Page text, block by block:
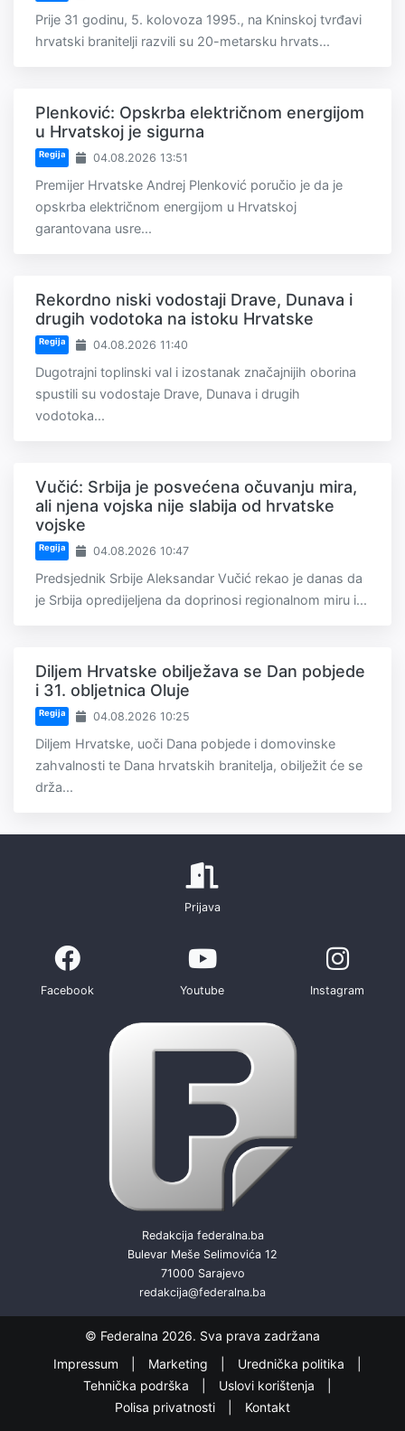
Prije 31 godinu, 5. kolovoza 1995., na Kninskoj tvrđavi
hrvatski branitelji razvili su 20-metarsku hrvats...
Plenković: Opskrba električnom energijom
u Hrvatskoj je sigurna
Regija 04.08.2026 13:51
Premijer Hrvatske Andrej Plenković poručio je da je
opskrba električnom energijom u Hrvatskoj
garantovana usre...
Rekordno niski vodostaji Drave, Dunava i
drugih vodotoka na istoku Hrvatske
Regija 04.08.2026 11:40
Dugotrajni toplinski val i izostanak značajnijih oborina
spustili su vodostaje Drave, Dunava i drugih
vodotoka...
Vučić: Srbija je posvećena očuvanju mira,
ali njena vojska nije slabija od hrvatske
vojske
Regija 04.08.2026 10:47
Predsjednik Srbije Aleksandar Vučić rekao je danas da
je Srbija opredijeljena da doprinosi regionalnom miru i...
Diljem Hrvatske obilježava se Dan pobjede
i 31. obljetnica Oluje
Regija 04.08.2026 10:25
Diljem Hrvatske, uoči Dana pobjede i domovinske
zahvalnosti te Dana hrvatskih branitelja, obilježit će se
drža...
Prijava
Facebook Youtube Instagram
Redakcija federalna.ba
Bulevar Meše Selimovića 12
71000 Sarajevo
redakcija@federalna.ba
© Federalna 2026. Sva prava zadržana
Impressum
Marketing
Urednička politika
Tehnička podrška
Uslovi korištenja
Polisa privatnosti
Kontakt